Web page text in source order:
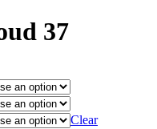
37
Clear